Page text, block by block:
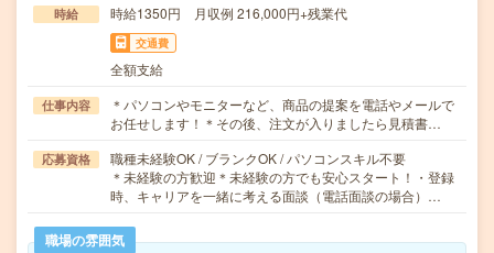
時給 時給1350円 月収例 216,000円+残業代
交通費
全額支給
仕事内容
＊パソコンやモニターなど、商品の提案を電話やメールで
お任せします！＊その後、注文が入りましたら見積書…
応募資格
職種未経験OK / ブランクOK / パソコンスキル不要
＊未経験の方歓迎＊未経験の方でも安心スタート！・登録
時、キャリアを一緒に考える面談（電話面談の場合）…
職場の雰囲気